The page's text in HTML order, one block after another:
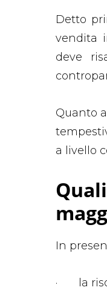
Detto
vendita
deve
Quanto
a livello
In
· la